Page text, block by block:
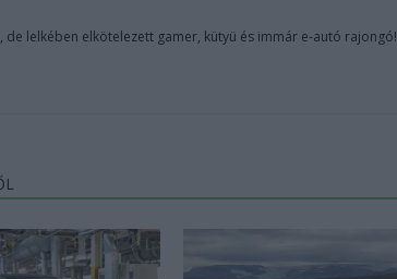
de lelkében elkötelezett gamer, kütyü és immár e-autó rajongó!